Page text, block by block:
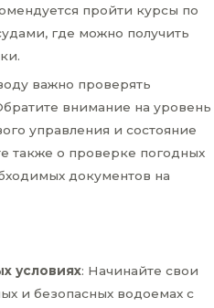
пройти курсы по
где можно получить
важно проверять
внимание на уровень
управления и состояние
также о проверке погодных
документов на
условиях: Начинайте свои
и безопасных водоемах с